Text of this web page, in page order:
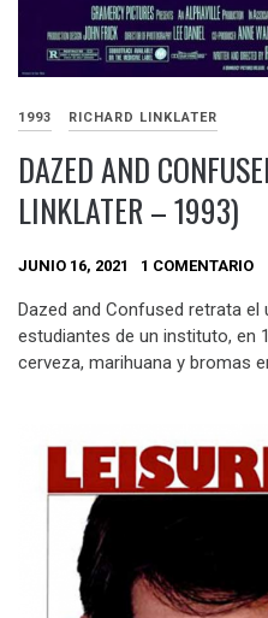
1993 RICHARD LINKLATER
DAZED AND
LINKLATER – 1993)
JUNIO 16, 2021 1 COMENTARIO
Dazed and Confused retrata
estudiantes de un instituto, en
cerveza, marihuana y bromas